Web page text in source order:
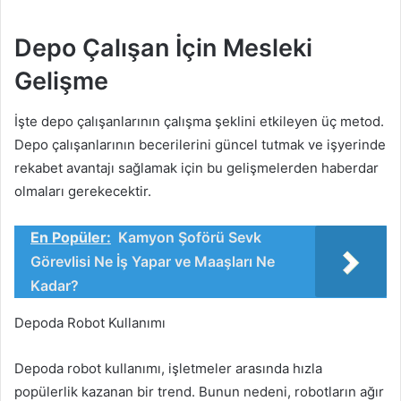
Depo Çalışan İçin Mesleki
Gelişme
İşte depo çalışanlarının çalışma şeklini etkileyen üç metod.
Depo çalışanlarının becerilerini güncel tutmak ve işyerinde
rekabet avantajı sağlamak için bu gelişmelerden haberdar
olmaları gerekecektir.
En Popüler: Kamyon Şoförü Sevk
Görevlisi Ne İş Yapar ve Maaşları Ne
Kadar?
Depoda Robot Kullanımı
Depoda robot kullanımı, işletmeler arasında hızla
popülerlik kazanan bir trend. Bunun nedeni, robotların ağır